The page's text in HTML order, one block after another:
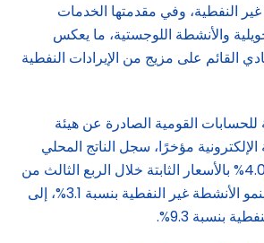
النفطية، وفي مقدمتها الخدمات
والأنشطة اللوجستية، ما يعكس
القائم على مزيج من الإيرادات النفطية
للحسابات القومية الصادرة عن هيئة
مؤخرًا، سجل الناتج المحلي
الإجمالي نمواً بنسبة 4.0% بالأسعار الثابتة خلال الربع الثالث من
عام 2025، مدفوعاً بنمو الأنشطة غير النفطية بنسبة 3.1%، إلى
بنسبة 9.3%.